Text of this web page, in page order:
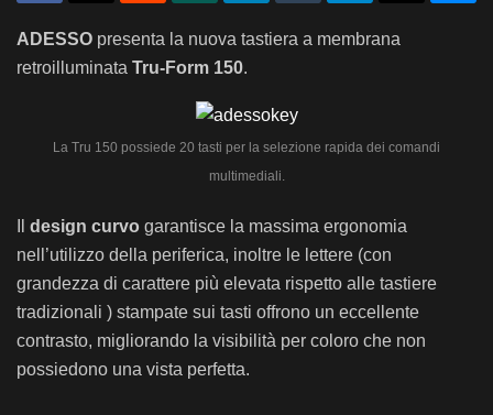
ADESSO presenta la nuova tastiera a membrana
retroilluminata Tru-Form 150.
La Tru 150 possiede 20 tasti per la selezione rapida dei comandi
multimediali.
design curvo garantisce la massima ergonomia
nell’utilizzo della periferica, inoltre le lettere (con
grandezza di carattere più elevata rispetto alle tastiere
tradizionali ) stampate sui tasti offrono un eccellente
contrasto, migliorando la visibilità per coloro che non
possiedono una vista perfetta.